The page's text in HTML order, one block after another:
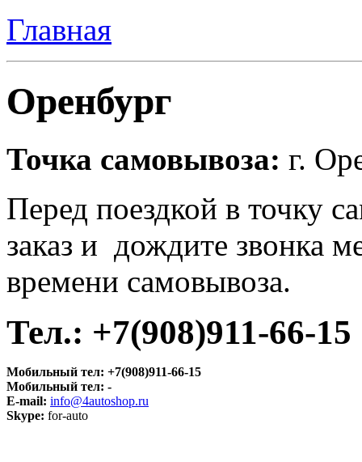
Главная
Оренбург
Точка самовывоза: г.
Перед поездкой в точку
заказ и дождите звонка
времени самовывоза.
Тел.: +7(908)911-66-15
Мобильный тел: +7(908)911-66-15
Мобильный тел: -
E-mail: info@4autoshop.ru
Skype: for-auto